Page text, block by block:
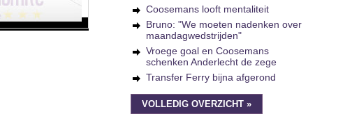
Coosemans looft mentaliteit
Bruno: "We moeten nadenken over
maandagwedstrijden"
Vroege goal en Coosemans
schenken Anderlecht de zege
Transfer Ferry bijna afgerond
VOLLEDIG OVERZICHT »